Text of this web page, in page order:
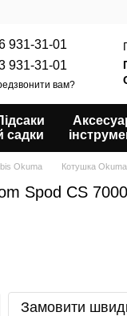
931-31-01
931-31-01
вам?
садки
Okuma Котушка
Spod CS
Замовити